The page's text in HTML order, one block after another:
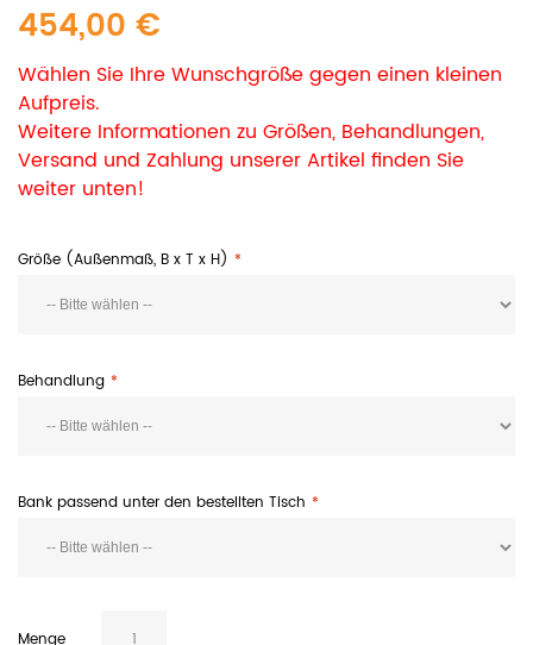
454,00 €
Wählen Sie Ihre Wunschgröße gegen einen kleinen
Aufpreis.
Weitere Informationen zu Größen, Behandlungen,
Versand und Zahlung unserer Artikel finden Sie
weiter unten!
Größe (Außenmaß, B x T x H)
Behandlung
Bank passend unter den bestellten Tisch
Menge